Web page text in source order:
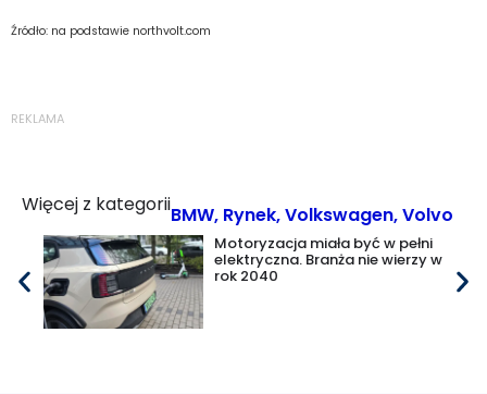
Źródło: na podstawie northvolt.com
REKLAMA
Więcej z kategoriiBMW, Rynek,Volkswagen,Volvo
Motoryzacja miała być w pełni
elektryczna. Branża nie wierzy w
rok 2040